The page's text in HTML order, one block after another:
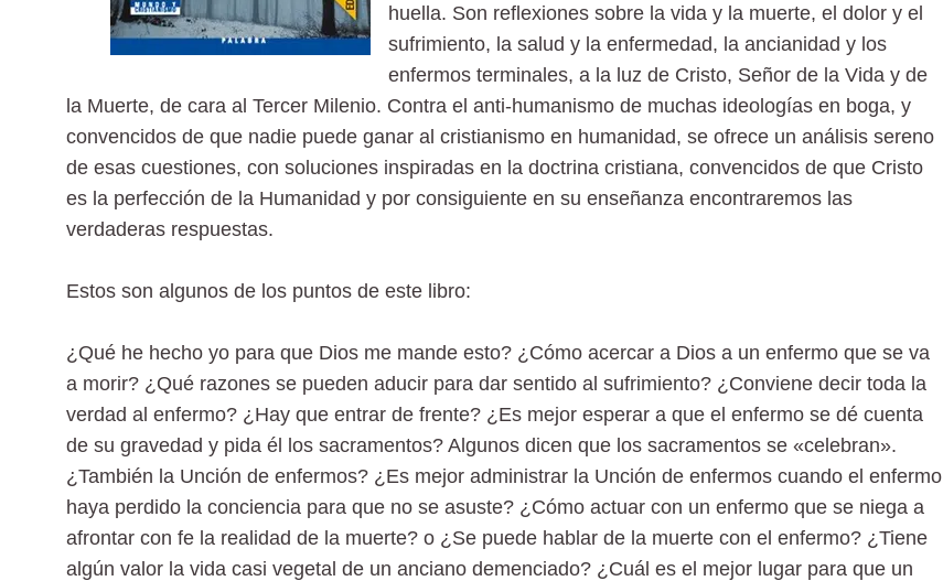
huella. Son reflexiones sobre la vida y la muerte, el dolor y el
sufrimiento, la salud y la enfermedad, la ancianidad y los
enfermos terminales, a la luz de Cristo, Señor de la Vida y de
la Muerte, de cara al Tercer Milenio. Contra el anti-humanismo de muchas ideologías en boga, y
convencidos de que nadie puede ganar al cristianismo en humanidad, se ofrece un análisis sereno
de esas cuestiones, con soluciones inspiradas en la doctrina cristiana, convencidos de que Cristo
es la perfección de la Humanidad y por consiguiente en su enseñanza encontraremos las
verdaderas respuestas.
Estos son algunos de los puntos de este libro:
¿Qué he hecho yo para que Dios me mande esto? ¿Cómo acercar a Dios a un enfermo que se va
a morir? ¿Qué razones se pueden aducir para dar sentido al sufrimiento? ¿Conviene decir toda la
verdad al enfermo? ¿Hay que entrar de frente? ¿Es mejor esperar a que el enfermo se dé cuenta
de su gravedad y pida él los sacramentos? Algunos dicen que los sacramentos se «celebran».
¿También la Unción de enfermos? ¿Es mejor administrar la Unción de enfermos cuando el enfermo
haya perdido la conciencia para que no se asuste? ¿Cómo actuar con un enfermo que se niega a
afrontar con fe la realidad de la muerte? o ¿Se puede hablar de la muerte con el enfermo? ¿Tiene
algún valor la vida casi vegetal de un anciano demenciado? ¿Cuál es el mejor lugar para que un